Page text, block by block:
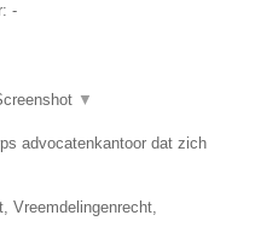
-
▼
advocatenkantoor dat zich
Vreemdelingenrecht,